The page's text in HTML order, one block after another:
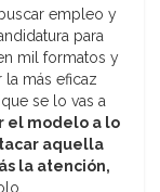
empleo y
para
mil formatos y
más eficaz
se lo vas a
el modelo a lo
aquella
la atención,